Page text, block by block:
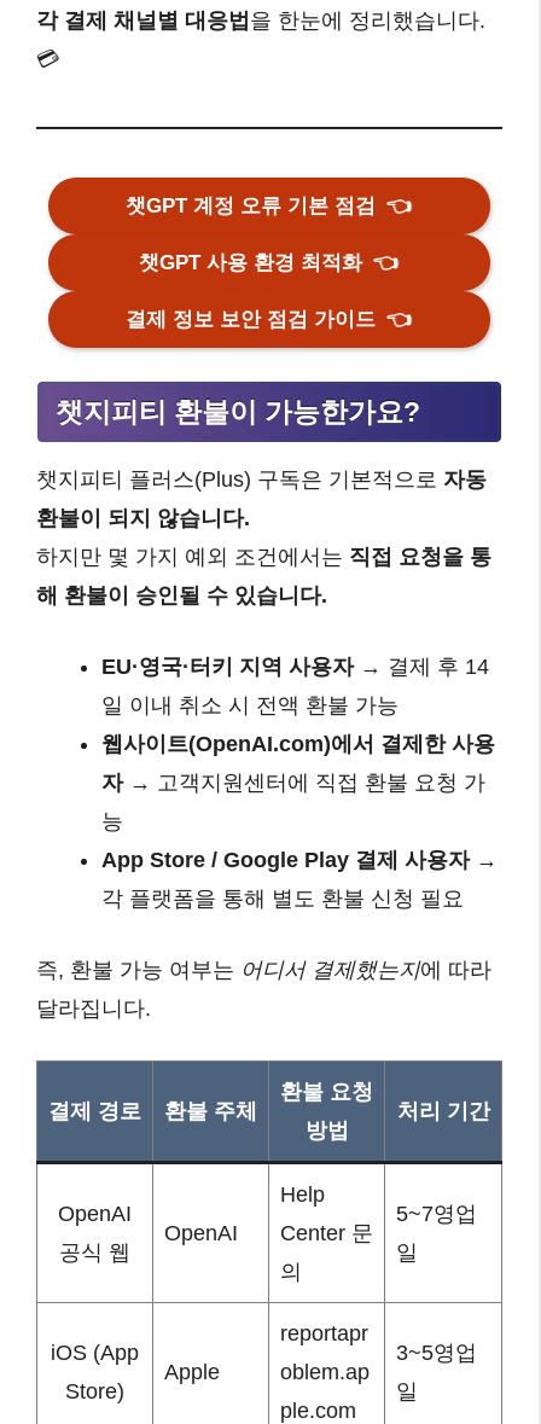
각 결제 채널별 대응법 을 한눈에 정리했습니다.
💳
챗GPT 계정 오류 기본 점검👈
챗GPT 사용 환경 최적화👈
결제 정보 보안 점검 가이드👈
챗지피티 환불이 가능한가요?
챗지피티 플러스(Plus) 구독은 기본적으로 자동
환불이 되지 않습니다.
하지만 몇 가지 예외 조건에서는 직접 요청을 통
해 환불이 승인될 수 있습니다.
EU·영국·터키 지역 사용자→ 결제 후 14
일 이내 취소 시 전액 환불 가능
웹사이트(OpenAI.com)에서 결제한 사용
자→ 고객지원센터에 직접 환불 요청 가
능
App Store / Google Play 결제 사용자→
각 플랫폼을 통해 별도 환불 신청 필요
즉, 환불 가능 여부는 어디서 결제했는지에 따라
달라집니다.
결제 경로 환불 주체
환불 요청
방법
처리 기간
OpenAI
공식 웹
OpenAI
Help
Center 문
의
5~7영업
일
iOS (App
Store)
Apple
reportapr
oblem.ap
ple.com
3~5영업
일